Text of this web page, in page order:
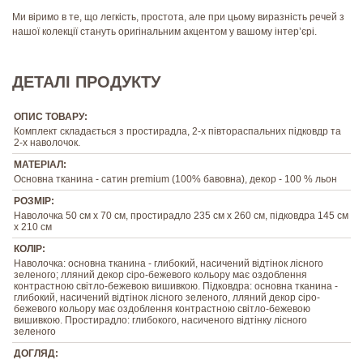
Ми віримо в те, що легкість, простота, але при цьому виразність речей з
нашої колекції стануть оригінальним акцентом у вашому інтер’єрі.
ДЕТАЛІ ПРОДУКТУ
ОПИС ТОВАРУ:
Комплект складається з простирадла, 2-х півтораспальних підковдр та
2-х наволочок.
МАТЕРІАЛ:
Основна тканина - сатин premium (100% бавовна), декор - 100 % льон
РОЗМІР:
Наволочка 50 см х 70 см, простирадло 235 см х 260 см, підковдра 145 см
х 210 см
КОЛІР:
Наволочка: основна тканина - глибокий, насичений відтінок лісного
зеленого; лляний декор сіро-бежевого кольору має оздоблення
контрастною світло-бежевою вишивкою. Підковдра: основна тканина -
глибокий, насичений відтінок лісного зеленого, лляний декор сіро-
бежевого кольору має оздоблення контрастною світло-бежевою
вишивкою. Простирадло: глибокого, насиченого відтінку лісного
зеленого
ДОГЛЯД: